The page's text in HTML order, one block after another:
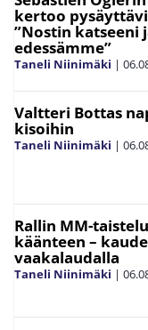
kertoo
”Nostin katseeni
edessämme”
Taneli Niinimäki |
Valtteri Bottas
kisoihin
Taneli Niinimäki |
Rallin MM-
käänteen –
vaakalaudalla
Taneli Niinimäki |